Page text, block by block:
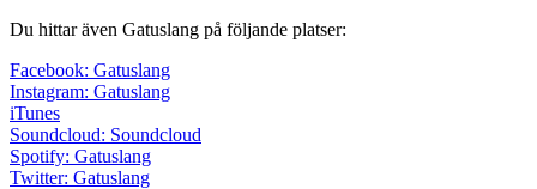
Du hittar även Gatuslang på följande platser:
Facebook: Gatuslang
Instagram: Gatuslang
iTunes
Soundcloud: Soundcloud
Spotify: Gatuslang
Twitter: Gatuslang